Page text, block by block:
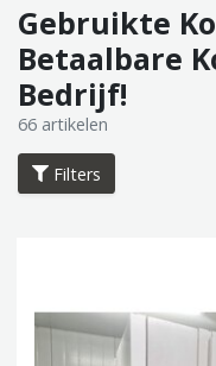
Gebruikte
Betaalbare
Bedrijf!
66 artikelen
Filters